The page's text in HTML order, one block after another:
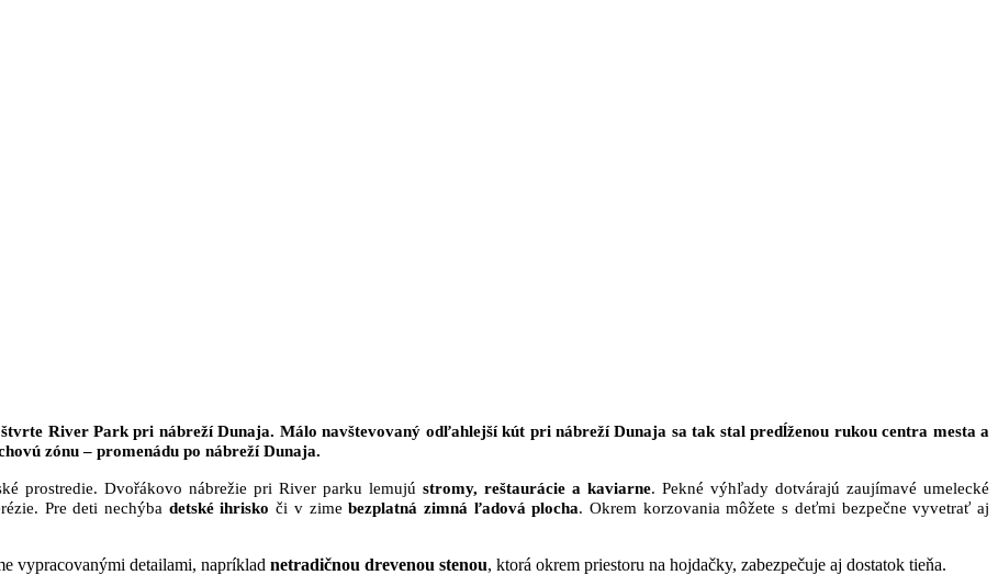
River Park pri nábreží Dunaja. Málo navštevovaný odľahlejší kút pri nábreží Dunaja sa tak stal predĺženou rukou centra mesta a
zónu – promenádu po nábreží Dunaja.
prostredie. Dvořákovo nábrežie pri River parku lemujú stromy, reštaurácie a kaviarne. Pekné výhľady dotvárajú zaujímavé umelecké
Pre deti nechýba detské ihrisko či v zimebezplatná zimná ľadová plocha. Okrem korzovania môžete s deťmi bezpečne vyvetrať aj
vypracovanými detailami, napríklad netradičnou drevenou stenou, ktorá okrem priestoru na hojdačky, zabezpečuje aj dostatok tieňa.